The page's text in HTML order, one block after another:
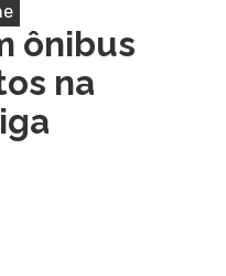
ônibus
na